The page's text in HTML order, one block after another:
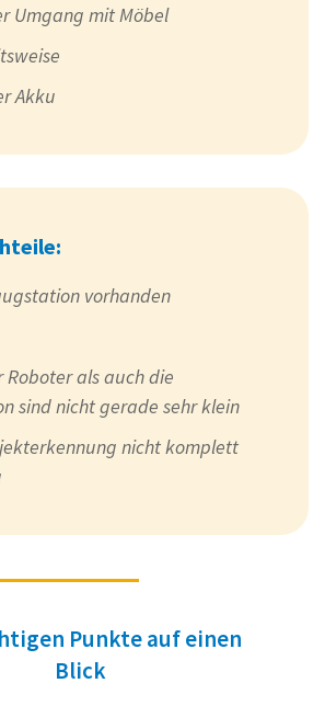
Umgang mit Möbel
Akku
vorhanden
Roboter als auch die
sind nicht gerade sehr klein
nicht komplett
Punkte auf einen
Blick